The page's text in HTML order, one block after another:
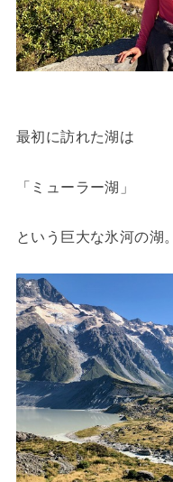
最初に訪れた湖は
「ミューラー湖」
という巨大な氷河の湖。